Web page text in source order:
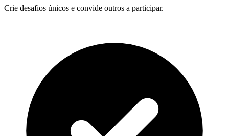
Crie desafios únicos e convide outros a participar.